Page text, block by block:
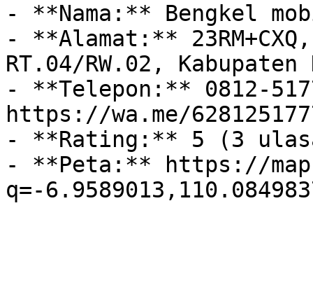
- **Nama:** Bengkel
- **Alamat:**
RT.04/RW.02,
- **Telepon:** 0812-
https://wa.me/
- **Rating:** 5 (3
- **Peta:** https://